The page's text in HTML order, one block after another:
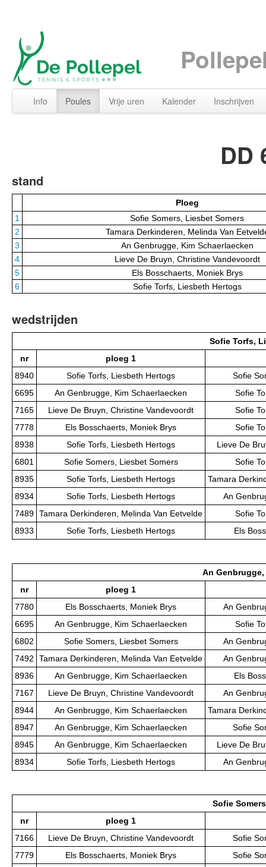
Info Poules Vrije uren Kalender Inschrijven
DD
stand
Ploeg
1
Sofie Somers, Liesbet Somers
2
Tamara Derkinderen, Melinda Van
3
An Genbrugge, Kim Schaerlaecken
4
Lieve De Bruyn, Christine Vandevoordt
5
Els Bosschaerts, Moniek Brys
6
Sofie Torfs, Liesbeth Hertogs
wedstrijden
Sofie Torfs,
nr
ploeg 1
8940
Sofie Torfs, Liesbeth Hertogs
Sofie
6695
An Genbrugge, Kim Schaerlaecken
Sofie
7165
Lieve De Bruyn, Christine Vandevoordt
Sofie
7778
Els Bosschaerts, Moniek Brys
Sofie
8938
Sofie Torfs, Liesbeth Hertogs
Lieve De
6801
Sofie Somers, Liesbet Somers
Sofie
8935
Sofie Torfs, Liesbeth Hertogs
Tamara
8934
Sofie Torfs, Liesbeth Hertogs
An
7489 Tamara Derkinderen, Melinda Van Eetvelde
Sofie
8933
Sofie Torfs, Liesbeth Hertogs Els
An
nr
ploeg 1
7780
Els Bosschaerts, Moniek Brys
An
6695
An Genbrugge, Kim Schaerlaecken
Sofie
6802
Sofie Somers, Liesbet Somers
An
7492
Tamara Derkinderen, Melinda Van Eetvelde
An
8936
An Genbrugge, Kim Schaerlaecken
Els
7167
Lieve De Bruyn, Christine Vandevoordt
An
8944
An Genbrugge, Kim Schaerlaecken
Tamara
8947
An Genbrugge, Kim Schaerlaecken
Sofie
8945
An Genbrugge, Kim Schaerlaecken
Lieve De
8934
Sofie Torfs, Liesbeth Hertogs An
Sofie
nr
ploeg 1
7166
Lieve De Bruyn, Christine Vandevoordt
Sofie
7779
Els Bosschaerts, Moniek Brys
Sofie